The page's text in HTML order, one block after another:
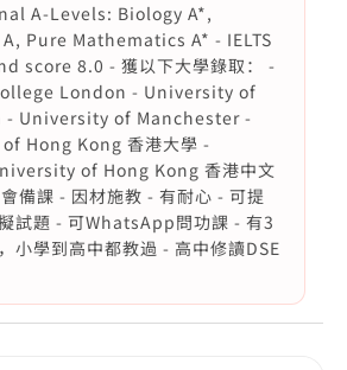
A-Levels: Biology A*,
Pure Mathematics A* - IELTS
score 8.0 - 獲以下大學錄取： -
London - University of
- University of Manchester -
Hong Kong 香港大學 -
of Hong Kong 香港中文
備課 - 因材施教 - 有耐心 - 可提
試題 - 可WhatsApp問功課 - 有3
小學到高中都教過 - 高中修讀DSE